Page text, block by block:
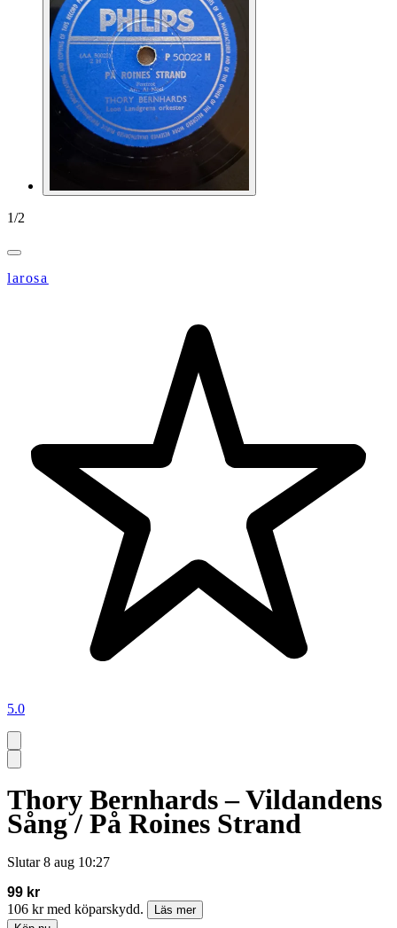
1/2
larosa
5.0
Thory Bernhards – Vildandens
Sång / På Roines Strand
Slutar 8 aug 10:27
99 kr
106 kr med köparskydd.
Läs mer